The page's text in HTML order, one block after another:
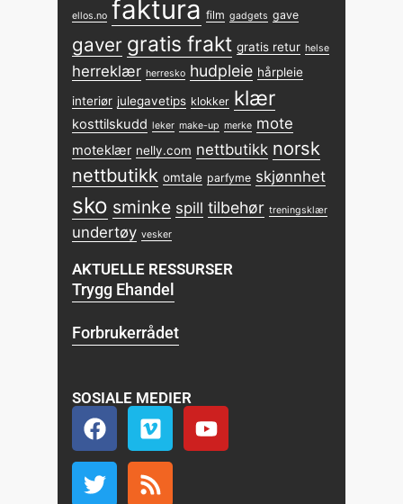
ellos.no faktura film gadgets gave
gaver gratis frakt gratis retur helse
herreklær herresko hudpleie hårpleie
interiør julegavetips klokker klær
kosttilskudd leker make-up merke mote
moteklær nelly.com nettbutikk norsk
nettbutikk omtale parfyme skjønnhet
sko sminke spill tilbehør treningsklær
undertøy vesker
AKTUELLE RESSURSER
Trygg Ehandel
Forbrukerrådet
SOSIALE MEDIER